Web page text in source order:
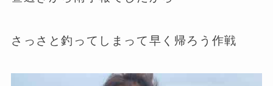
さっさと釣ってしまって早く帰ろう作戦